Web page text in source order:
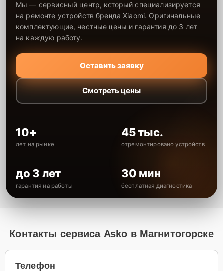
Мы — сервисный центр, который специализируется
на ремонте устройств бренда Xiaomi. Оригинальные
комплектующие, честные цены и гарантия до 3 лет
на каждую работу.
Оставить заявку
Смотреть цены
10+
лет на рынке
45 тыс.
отремонтировано устройств
до 3 лет
гарантия на работы
30 мин
бесплатная диагностика
Контакты сервиса Asko в Магнитогорске
Телефон